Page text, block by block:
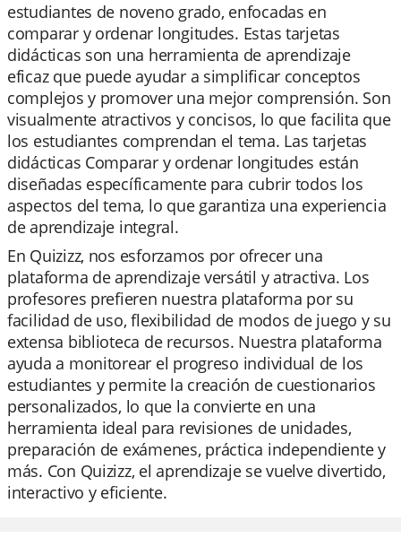
estudiantes de noveno grado, enfocadas en
comparar y ordenar longitudes. Estas tarjetas
didácticas son una herramienta de aprendizaje
eficaz que puede ayudar a simplificar conceptos
complejos y promover una mejor comprensión. Son
visualmente atractivos y concisos, lo que facilita que
los estudiantes comprendan el tema. Las tarjetas
didácticas Comparar y ordenar longitudes están
diseñadas específicamente para cubrir todos los
aspectos del tema, lo que garantiza una experiencia
de aprendizaje integral.
En Quizizz, nos esforzamos por ofrecer una
plataforma de aprendizaje versátil y atractiva. Los
profesores prefieren nuestra plataforma por su
facilidad de uso, flexibilidad de modos de juego y su
extensa biblioteca de recursos. Nuestra plataforma
ayuda a monitorear el progreso individual de los
estudiantes y permite la creación de cuestionarios
personalizados, lo que la convierte en una
herramienta ideal para revisiones de unidades,
preparación de exámenes, práctica independiente y
más. Con Quizizz, el aprendizaje se vuelve divertido,
interactivo y eficiente.